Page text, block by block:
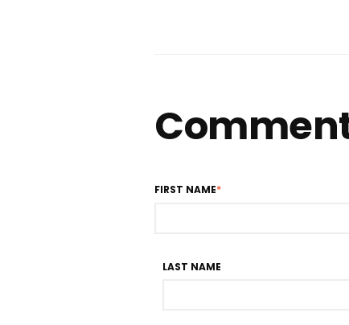
FIRST NAME*
LAST NAME